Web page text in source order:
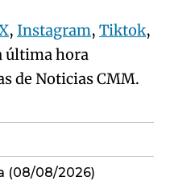
, Instagram, Tiktok,
última hora
de Noticias CMM.
(08/08/2026)